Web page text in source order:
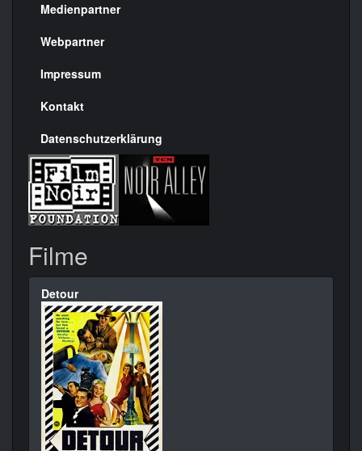
Menülinks
rechte
Seite
Medienpartner
Webpartner
Impressum
Kontakt
Datenschutzerklärung
Filme
Detour